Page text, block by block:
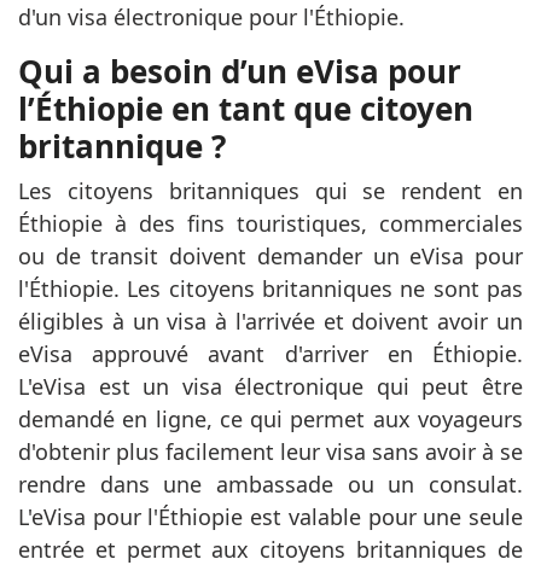
d'un visa électronique pour l'Éthiopie.
Qui a besoin d’un eVisa pour
l’Éthiopie en tant que citoyen
britannique ?
Les citoyens britanniques qui se rendent en
Éthiopie à des fins touristiques, commerciales
ou de transit doivent demander un eVisa pour
l'Éthiopie. Les citoyens britanniques ne sont pas
éligibles à un visa à l'arrivée et doivent avoir un
eVisa approuvé avant d'arriver en Éthiopie.
L'eVisa est un visa électronique qui peut être
demandé en ligne, ce qui permet aux voyageurs
d'obtenir plus facilement leur visa sans avoir à se
rendre dans une ambassade ou un consulat.
L'eVisa pour l'Éthiopie est valable pour une seule
entrée et permet aux citoyens britanniques de